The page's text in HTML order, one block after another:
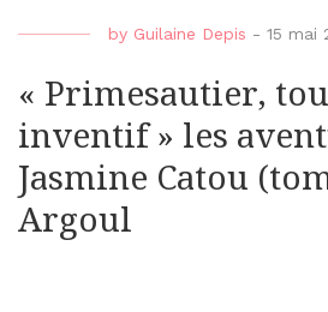
by Guilaine Depis - 15 mai
« Primesautier,
inventif » les
Jasmine Catou
Argoul